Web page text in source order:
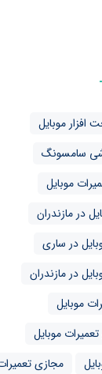
موبایل
سامسونگ
موبایل
در مازندران
در ساری
در مازندران
موبایل
موبایل
مجازی